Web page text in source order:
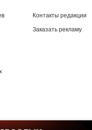
Контакты редакции
Заказать рекламу